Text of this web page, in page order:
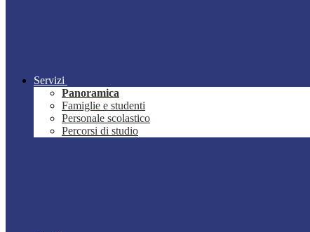
Servizi
Panoramica
Famiglie e studenti
Personale scolastico
Percorsi di studio